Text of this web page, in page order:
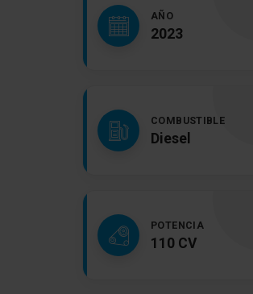
AÑO
2023
COMBUSTIBLE
Diesel
POTENCIA
110 CV